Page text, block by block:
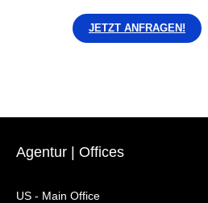
JETZT ANFRAGEN!
Agentur | Offices
US - Main Office